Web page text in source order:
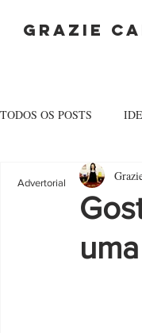
GRAZIE
TODOS OS POSTS
Advertorial